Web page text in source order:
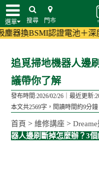
選單 搜尋 門市
電池＋深度清潔贈濾網＋
追覓掃地機器人邊
議帶你了解
發布時間:2026/02/26｜最近更新
本文共2569字，閱讀時間約9分鐘
首頁 >維修講座 >
器人邊刷斷掉怎麼辦？3